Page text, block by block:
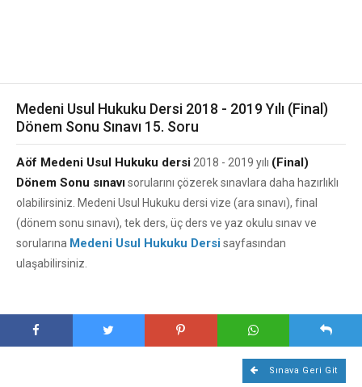
Medeni Usul Hukuku Dersi 2018 - 2019 Yılı (Final)
Dönem Sonu Sınavı 15. Soru
Aöf Medeni Usul Hukuku dersi 2018 - 2019 yılı (Final)
Dönem Sonu sınavısorularını çözerek sınavlara daha hazırlıklı
olabilirsiniz. Medeni Usul Hukuku dersi vize (ara sınavı), final
(dönem sonu sınavı), tek ders, üç ders ve yaz okulu sınav ve
sorularına Medeni Usul Hukuku Dersisayfasından
ulaşabilirsiniz.
Sınava Geri Git